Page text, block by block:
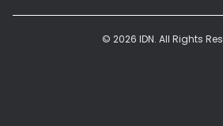
© 2026 IDN. All Rights